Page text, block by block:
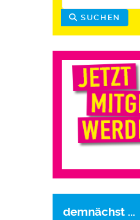
SUCHEN
demnächst ...